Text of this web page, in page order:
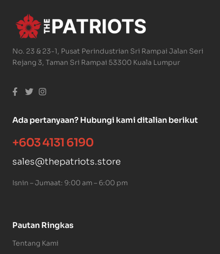
No. 23 & 23-1, Pusat Perindustrian Sri Rampai Jalan Seri
Rejang 3, Taman Sri Rampai 53300 Kuala Lumpur
Ada pertanyaan? Hubungi kami ditalian berikut
+603 4131 6190
sales@thepatriots.store
Isnin – Jumaat: 9:00 am – 6:00 pm
Pautan Ringkas
Tentang Kami